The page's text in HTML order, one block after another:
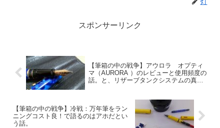
スポンサーリンク
【筆箱の中の戦争】アウロラ オプティ
マ（AURORA ）のレビューと使用頻度の
話。と、リザーブタンクシステムの真の
【筆箱の中の戦争】冷戦：万年筆をラン
ニングコスト良！で語るのはアホだとい
う話。